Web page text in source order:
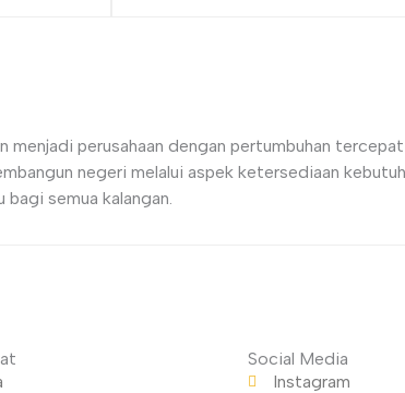
menjadi perusahaan dengan pertumbuhan
negeri melalui aspek ketersediaan
semua kalangan.
Social Media
Instagram